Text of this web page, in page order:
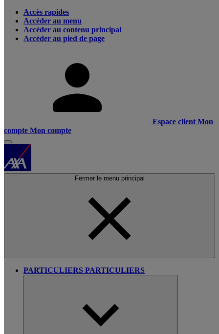
Accès rapides
Accéder au menu
Accéder au contenu principal
Accéder au pied de page
Espace client Mon
compte Mon compte
Fermer le menu principal
PARTICULIERS PARTICULIERS